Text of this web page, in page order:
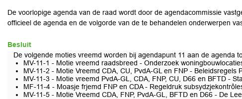
De voorlopige agenda van de raad wordt door de agendacommissie
officieel de agenda en de volgorde van de te behandelen onderwerpen
Besluit
De volgende moties vreemd worden bij agendapunt 11 aan de agenda
MV-11-1 - Motie vreemd raadsbreed - Onderzoek
MV-11-2 - Motie Vreemd CDA, CU, PvdA-GL en FNP - Beleidsregels
MV-11-3 - Motie vreemd PvdA-GL, CDA, FNP, CU, D66 en BFTD -
MF-11-4 - Moasje frjemd FNP en CDA - Regeldruk
MV-11-5 - Motie Vreemd CDA, FNP, PvdA-GL, BFTD en D66 - De